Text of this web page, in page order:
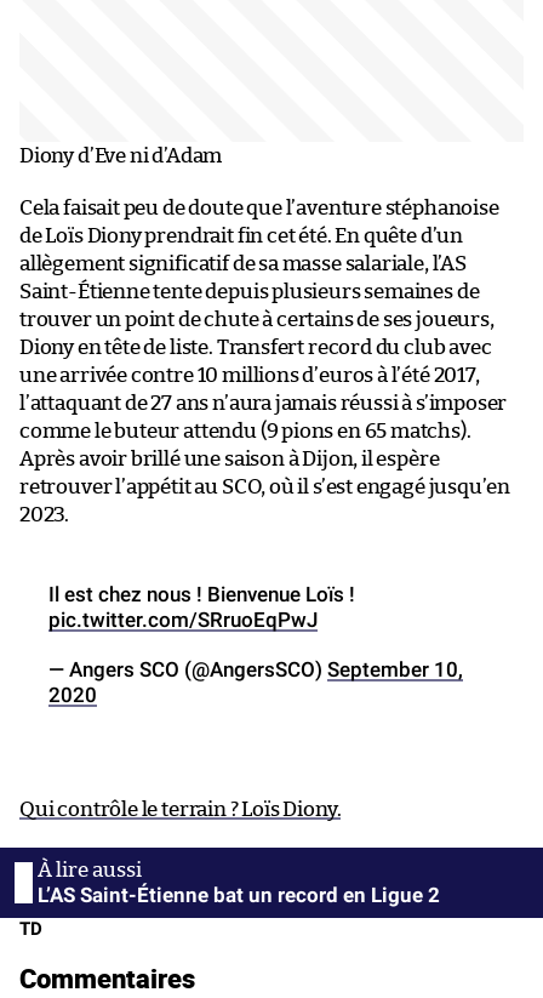
Diony d’Eve ni d’Adam
Cela faisait peu de doute que l’aventure stéphanoise
de Loïs Diony prendrait fin cet été. En quête d’un
allègement significatif de sa masse salariale, l’AS
Saint-Étienne tente depuis plusieurs semaines de
trouver un point de chute à certains de ses joueurs,
Diony en tête de liste. Transfert record du club avec
une arrivée contre 10 millions d’euros à l’été 2017,
l’attaquant de 27 ans n’aura jamais réussi à s’imposer
comme le buteur attendu (9 pions en 65 matchs).
Après avoir brillé une saison à Dijon, il espère
retrouver l’appétit au SCO, où il s’est engagé jusqu’en
2023.
Il est chez nous ! Bienvenue Loïs !
pic.twitter.com/SRruoEqPwJ
— Angers SCO (@AngersSCO) September 10,
2020
Qui contrôle le terrain ? Loïs Diony.
L’AS Saint-Étienne bat un record en Ligue 2
TD
Commentaires